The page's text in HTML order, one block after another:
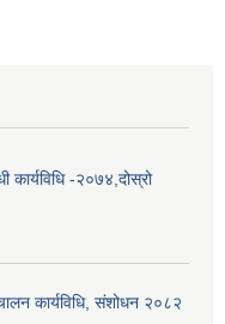
कार्यविधि -२०७४,दोस्रो
कार्यविधि, संशोधन २०८२